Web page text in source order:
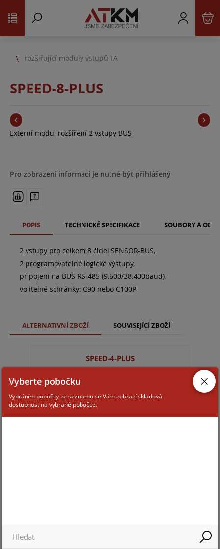
rozšiřující moduly vstupů TA
SPEED-8-PLUS
Externí modul rozšíření 2 vstupy BUS
Pro zobrazení informací je nutné být přihlášený
POPIS TECHNICKÉ SPECIFIKACE SOUBORY A
2 vstupy pro celkem 8 čidel SENSOR-BUS,
2 programovatelné logické výstupy,
připojení na BUS RS-485 (9.600/38.400baud),
volitelné schránky: C90 nebo C100P
ALTERNATIVNÍ ZBOŽÍ SOUVISEJÍCÍ ZBOŽÍ
SPEED-4-PLUS
Vyberte pobočku
Vybráním pobočky ze seznamu se Vám zobrazí skladová
dostupnost na vybrané pobočce.